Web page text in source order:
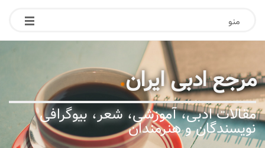
منو
مرجع ادبی ایران.
مقالات ادبی، آموزشی، شعر، بیوگرافی
نویسندگان و هنرمندان